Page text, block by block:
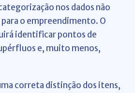
nos dados não
o empreendimento. O
identificar pontos de
e, muito menos,
correta distinção dos itens,